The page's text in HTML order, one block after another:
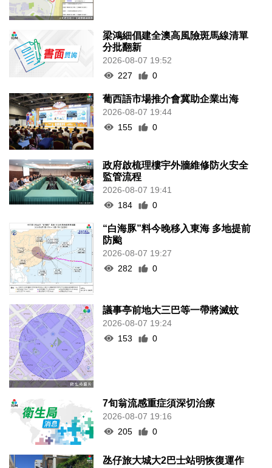
梁鴻細倡建全澳高風險斑馬線清單
分批翻新
2026-08-07 19:52
227
0
葡西語市場推介會冀助企業出海
2026-08-07 19:44
155
0
政府啟梳理樓宇外牆維修防火安全
監管流程
2026-08-07 19:41
184
0
“白海豚”料今晚移入東海 多地提前
防颱
2026-08-07 19:27
282
0
議事亭前地大三巴等一帶將滅蚊
2026-08-07 19:24
153
0
7旬翁流感重症須深切治療
2026-08-07 19:16
205
0
氹仔旅大城大2巴士站明恢復運作